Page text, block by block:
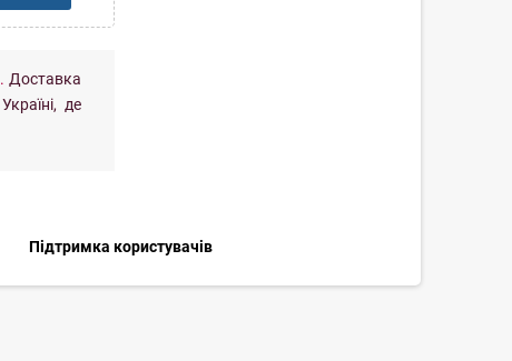
Доставка
де
Підтримка користувачів